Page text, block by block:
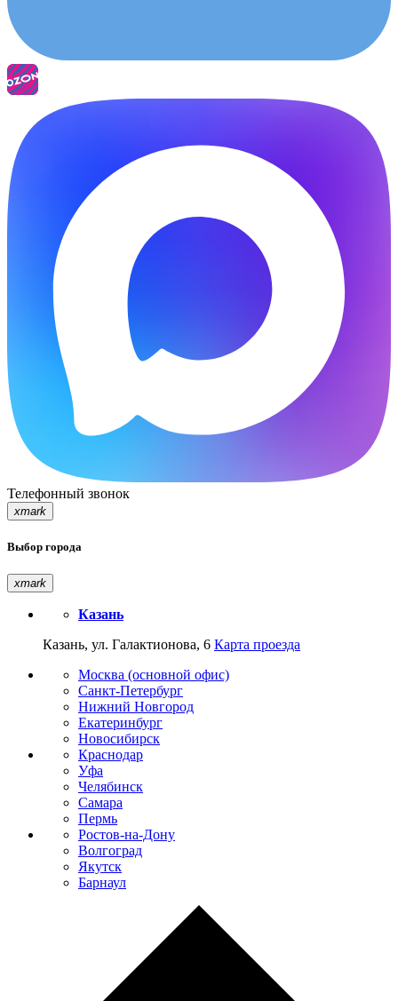
Телефонный звонок
xmark
Выбор города
xmark
Казань
Казань, ул. Галактионова, 6 Карта проезда
Москва (основной офис)
Санкт-Петербург
Нижний Новгород
Екатеринбург
Новосибирск
Краснодар
Уфа
Челябинск
Самара
Пермь
Ростов-на-Дону
Волгоград
Якутск
Барнаул